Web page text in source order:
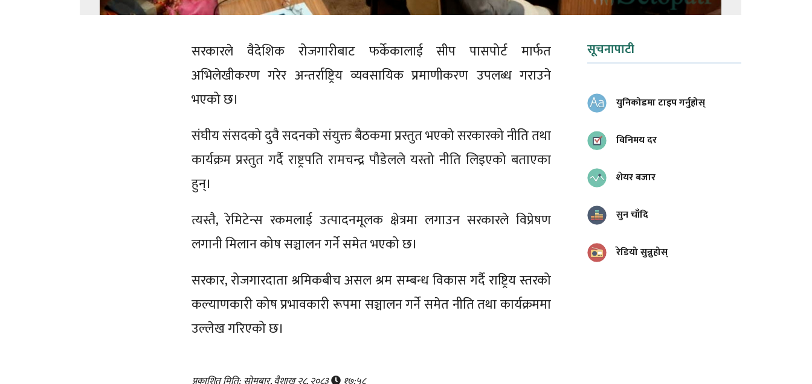
सरकारले वैदेशिक रोजगारीबाट फर्केकालाई सीप पासपोर्ट मार्फत
अभिलेखीकरण गरेर अन्तर्राष्ट्रिय व्यवसायिक प्रमाणीकरण उपलब्ध गराउने
भएको छ।
संघीय संसदको दुवै सदनको संयुक्त बैठकमा प्रस्तुत भएको सरकारको नीति तथा
कार्यक्रम प्रस्तुत गर्दै राष्ट्रपति रामचन्द्र पौडेलले यस्तो नीति लिइएको बताएका
हुन्।
त्यस्तै, रेमिटेन्स रकमलाई उत्पादनमूलक क्षेत्रमा लगाउन सरकारले विप्रेषण
लगानी मिलान कोष सञ्चालन गर्ने समेत भएको छ।
सरकार, रोजगारदाता श्रमिकबीच असल श्रम सम्बन्ध विकास गर्दै राष्ट्रिय स्तरको
कल्याणकारी कोष प्रभावकारी रूपमा सञ्चालन गर्ने समेत नीति तथा कार्यक्रममा
उल्लेख गरिएको छ।
सूचनापाटी
युनिकोडमा टाइप गर्नुहोस्
विनिमय दर
शेयर बजार
सुन चाँदि
रेडियो सुन्नुहोस्